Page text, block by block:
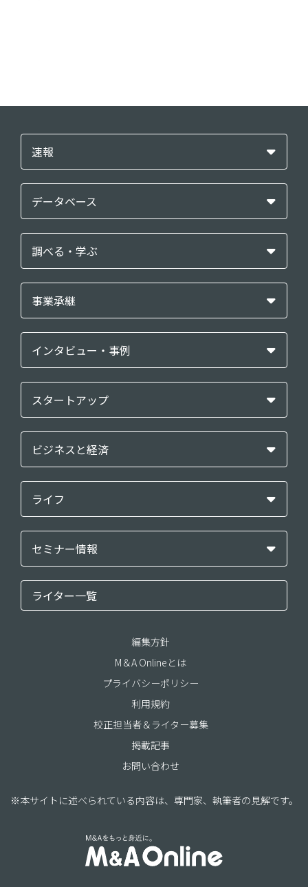
速報
データベース
調べる・学ぶ
事業承継
インタビュー・事例
スタートアップ
ビジネスと経済
ライフ
セミナー情報
ライター一覧
編集方針
M＆A Onlineとは
プライバシーポリシー
利用規約
校正担当者＆ライター募集
掲載記事
お問い合わせ
※本サイトに述べられている内容は、専門家、執筆者の見解です。